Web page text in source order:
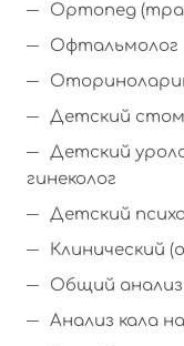
Ортопед
Офтальмолог
Детский
Детский
гинеколог
Детский
Клинический
Общий
Анализ кала